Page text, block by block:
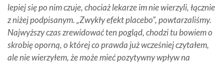
lepiej się po nim czuje, chociaż lekarze im nie wierzyli, łącznie
z niżej podpisanym. „Zwykły efekt placebo”, powtarzaliśmy.
Najwyższy czas zrewidować ten pogląd, chodzi tu bowiem o
skrobię oporną, o której co prawda już wcześniej czytałem,
ale nie wierzyłem, że może mieć pozytywny wpływ na